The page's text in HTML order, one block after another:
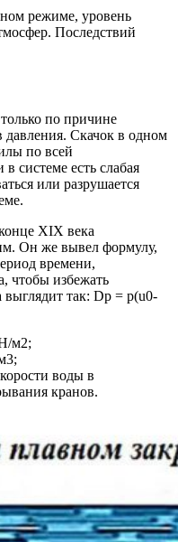
режиме, уровень
Последствий
по причине
давления. Скачок в одном
по всей
системе есть слабая
или разрушается
XIX века
Он же вывел формулу,
времени,
чтобы избежать
так: Dp = p(u0-
м2;
воды в
кранов.